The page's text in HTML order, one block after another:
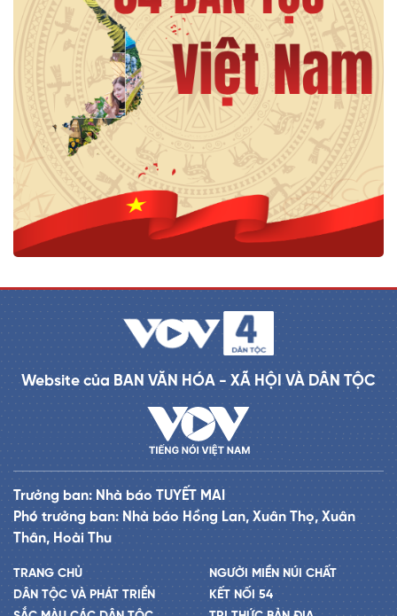
Website của BAN VĂN HÓA - XÃ HỘI VÀ DÂN TỘC
Trưởng ban: Nhà báo TUYẾT MAI
Phó trưởng ban: Nhà báo Hồng Lan, Xuân Thọ, Xuân
Thân, Hoài Thu
TRANG CHỦ
DÂN TỘC VÀ PHÁT TRIỂN
NGƯỜI MIỀN NÚI CHẤT
KẾT NỐI 54